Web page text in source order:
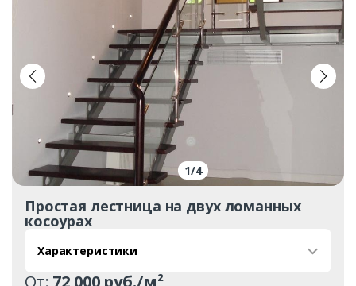
Заказать
Ваше имя*
Ваш телефон*
Комментарий к заказу
1/4
Простая лестница на двух ломанных
косоурах
Характеристики